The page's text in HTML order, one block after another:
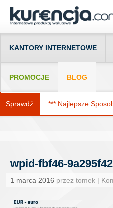
KANTORY INTERNETOWE
PROMOCJE BLOG
Sprawdź: *** Najlepsze
wpid-fbf46-
1 marca 2016 przez tomek |